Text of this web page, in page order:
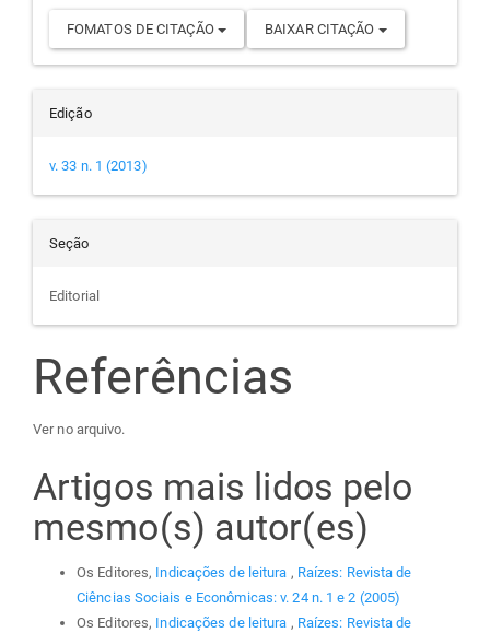
FOMATOS DE CITAÇÃO BAIXAR CITAÇÃO
Edição
v. 33 n. 1 (2013)
Seção
Editorial
Referências
Ver no arquivo.
Artigos mais lidos pelo
mesmo(s) autor(es)
Os Editores, Indicações de leitura , Raízes: Revista de
Ciências Sociais e Econômicas: v. 24 n. 1 e 2 (2005)
Os Editores, Indicações de leitura , Raízes: Revista de